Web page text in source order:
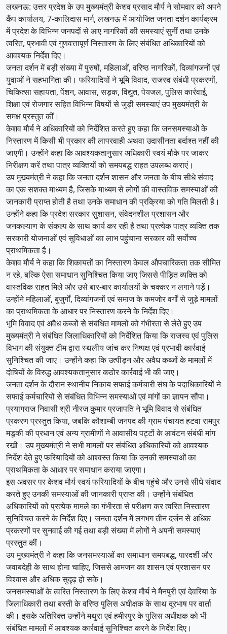
लखनऊ: उत्तर प्रदेश के उप मुख्यमंत्री केशव प्रसाद मौर्य ने सोमवार को अपने
कैंप कार्यालय, 7-कालिदास मार्ग, लखनऊ में आयोजित जनता दर्शन कार्यक्रम
में प्रदेश के विभिन्न जनपदों से आए नागरिकों की समस्याएं सुनीं तथा उनके
त्वरित, प्रभावी एवं गुणवत्तापूर्ण निस्तारण के लिए संबंधित अधिकारियों को
आवश्यक निर्देश दिए।
जनता दर्शन में बड़ी संख्या में पुरुषों, महिलाओं, वरिष्ठ नागरिकों, दिव्यांगजनों एवं
युवाओं ने सहभागिता की। फरियादियों ने भूमि विवाद, राजस्व संबंधी प्रकरणों,
चिकित्सा सहायता, पेंशन, आवास, सड़क, विद्युत, पेयजल, पुलिस कार्रवाई,
शिक्षा एवं रोजगार सहित विभिन्न विषयों से जुड़ी समस्याएं उप मुख्यमंत्री के
समक्ष प्रस्तुत कीं।
केशव मौर्य ने अधिकारियों को निर्देशित करते हुए कहा कि जनसमस्याओं के
निस्तारण में किसी भी प्रकार की लापरवाही अथवा उदासीनता बर्दाश्त नहीं की
जाएगी। उन्होंने कहा कि आवश्यकतानुसार अधिकारी स्वयं मौके पर जाकर
निरीक्षण करें तथा पात्र व्यक्तियों को समयबद्ध राहत उपलब्ध कराएं।
उप मुख्यमंत्री ने कहा कि जनता दर्शन शासन और जनता के बीच सीधे संवाद
का एक सशक्त माध्यम है, जिसके माध्यम से लोगों की वास्तविक समस्याओं की
जानकारी प्राप्त होती है तथा उनके समाधान की प्रक्रिया को गति मिलती है।
उन्होंने कहा कि प्रदेश सरकार सुशासन, संवेदनशील प्रशासन और
जनकल्याण के संकल्प के साथ कार्य कर रही है तथा प्रत्येक पात्र व्यक्ति तक
सरकारी योजनाओं एवं सुविधाओं का लाभ पहुंचाना सरकार की सर्वोच्च
प्राथमिकता है।
केशव मौर्य ने कहा कि शिकायतों का निस्तारण केवल औपचारिकता तक सीमित
न रहे, बल्कि ऐसा समाधान सुनिश्चित किया जाए जिससे पीड़ित व्यक्ति को
वास्तविक राहत मिले और उसे बार-बार कार्यालयों के चक्कर न लगाने पड़ें।
उन्होंने महिलाओं, बुजुर्गों, दिव्यांगजनों एवं समाज के कमजोर वर्गों से जुड़े मामलों
का प्राथमिकता के आधार पर निस्तारण करने के निर्देश दिए।
भूमि विवाद एवं अवैध कब्जों से संबंधित मामलों को गंभीरता से लेते हुए उप
मुख्यमंत्री ने संबंधित जिलाधिकारियों को निर्देशित किया कि राजस्व एवं पुलिस
विभाग की संयुक्त टीम द्वारा स्थलीय जांच कर निष्पक्ष एवं प्रभावी कार्रवाई
सुनिश्चित की जाए। उन्होंने कहा कि उत्पीड़न और अवैध कब्जों के मामलों में
दोषियों के विरुद्ध आवश्यकतानुसार कठोर कार्रवाई भी की जाए।
जनता दर्शन के दौरान स्थानीय निकाय सफाई कर्मचारी संघ के पदाधिकारियों ने
सफाई कर्मचारियों से संबंधित विभिन्न समस्याओं एवं मांगों का ज्ञापन सौंपा।
प्रयागराज निवासी श्री नीरज कुमार प्रजापति ने भूमि विवाद से संबंधित
प्रकरण प्रस्तुत किया, जबकि कौशाम्बी जनपद की ग्राम पंचायत हटवा रामपुर
मडूकी की प्रधान एवं अन्य ग्रामीणों ने आवासीय पट्टों के आवंटन संबंधी मांग
रखी। उप मुख्यमंत्री ने सभी मामलों पर संबंधित अधिकारियों को आवश्यक
निर्देश देते हुए फरियादियों को आश्वस्त किया कि उनकी समस्याओं का
प्राथमिकता के आधार पर समाधान कराया जाएगा।
इस अवसर पर केशव मौर्य स्वयं फरियादियों के बीच पहुंचे और उनसे सीधे संवाद
करते हुए उनकी समस्याओं की जानकारी प्राप्त की। उन्होंने संबंधित
अधिकारियों को प्रत्येक मामले का गंभीरता से परीक्षण कर त्वरित निस्तारण
सुनिश्चित करने के निर्देश दिए। जनता दर्शन में लगभग तीन दर्जन से अधिक
प्रकरणों पर सुनवाई की गई तथा बड़ी संख्या में लोगों ने अपनी समस्याएं
प्रस्तुत कीं।
उप मुख्यमंत्री ने कहा कि जनसमस्याओं का समाधान समयबद्ध, पारदर्शी और
जवाबदेही के साथ होना चाहिए, जिससे आमजन का शासन एवं प्रशासन पर
विश्वास और अधिक सुदृढ़ हो सके।
जनसमस्याओं के त्वरित निस्तारण के लिए केशव मौर्य ने मैनपुरी एवं देवरिया के
जिलाधिकारी तथा बस्ती के वरिष्ठ पुलिस अधीक्षक के साथ दूरभाष पर वार्ता
की। इसके अतिरिक्त उन्होंने मथुरा एवं हमीरपुर के पुलिस अधीक्षक को भी
संबंधित मामलों में आवश्यक कार्रवाई सुनिश्चित करने के निर्देश दिए।